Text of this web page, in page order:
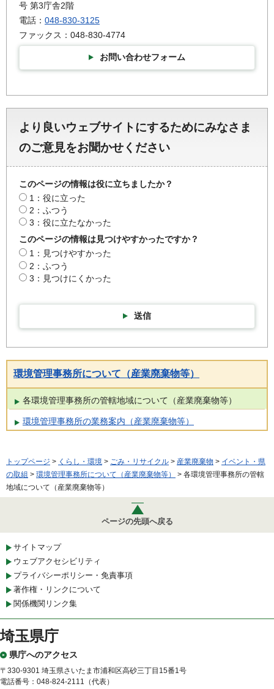
号 第3庁舎2階
電話： 048-830-3125
ファックス：048-830-4774
お問い合わせフォーム
より良いウェブサイトにするためにみなさま
のご意見をお聞かせください
このページの情報は役に立ちましたか？
1：役に立った
2：ふつう
3：役に立たなかった
このページの情報は見つけやすかったですか？
1：見つけやすかった
2：ふつう
3：見つけにくかった
送信
環境管理事務所について（産業廃棄物等）
各環境管理事務所の管轄地域について（産業廃棄物等）
環境管理事務所の業務案内（産業廃棄物等）
トップページ > くらし・環境 > ごみ・リサイクル > 産業廃棄物 > イベント・県
の取組 > 環境管理事務所について（産業廃棄物等）
> 各環境管理事務所の管轄
地域について（産業廃棄物等）
ページの先頭へ戻る
サイトマップ
ウェブアクセシビリティ
プライバシーポリシー・免責事項
著作権・リンクについて
関係機関リンク集
埼玉県庁
県庁へのアクセス
〒330-9301 埼玉県さいたま市浦和区高砂三丁目15番1号
電話番号：048-824-2111（代表）